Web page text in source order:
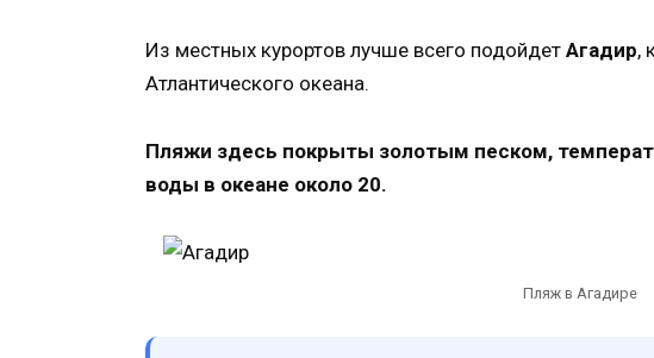
Из местных курортов лучше всего подойдет Агадир,
Атлантического океана.
Пляжи здесь покрыты золотым песком,
воды в океане около 20.
Пляж в Агадире